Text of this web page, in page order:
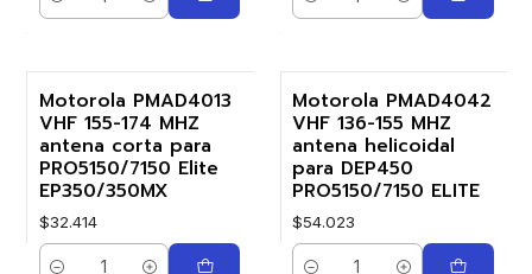
Cantidad Cantidad
Motorola PMAD4013
VHF 155-174 MHZ
antena corta para
PRO5150/7150 Elite
EP350/350MX
$32.414
Motorola PMAD4042
VHF 136-155 MHZ
antena helicoidal
para DEP450
PRO5150/7150 ELITE
$54.023